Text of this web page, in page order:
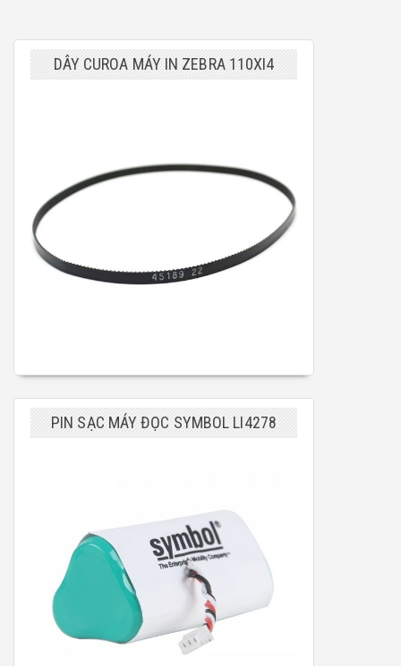
DÂY CUROA MÁY IN ZEBRA 110XI4
PIN SẠC MÁY ĐỌC SYMBOL LI4278